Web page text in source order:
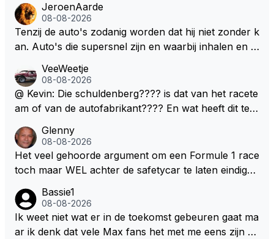
en zullen ben ik bang niet het gewenste effect hebb
en. Mocht het wel zo zijn dan zal het 3 jaar zijn, hoo
guit 5 jaar maar echt niet langer. Vergeet niet, hij hee
em meer plezier gebracht dan de F1 op dit moment.
JeroenAarde
08-08-2026
Tenzij de auto's zodanig worden dat hij niet zonder k
an. Auto's die supersnel zijn en waarbij inhalen en v
ronkende motoren en op de grenzen rijden van de
mogelijkheden. Het ouderwetse racen waarbij de ma
nnen en jongens verdeeld worden. Als deze auto's g
uden dan dat hij op dit moment beweerd. Dan kan hij
zijn talenten en uitzonderlijke klasse laten zien en he
eft daar enorm veel lol aan.
VeeWeetje
08-08-2026
@ Kevin: Die schuldenberg???? is dat van het racete
am of van de autofabrikant???? En wat heeft dit te
ert nu de spindoctor van newey geworden?? Eerlijk
gezegd snap ik de de kop én het artikel niet echt.
Glenny
08-08-2026
Het veel gehoorde argument om een Formule 1 race
toch maar WEL achter de safetycar te laten eindigen
dat men vreest voor een brandstof tekort. Kennelijk
rijden de teams met tot op de liter afgemeten peut...
Bassie1
08-08-2026
Ik weet niet wat er in de toekomst gebeuren gaat ma
ar ik denk dat vele Max fans het met me eens zijn da